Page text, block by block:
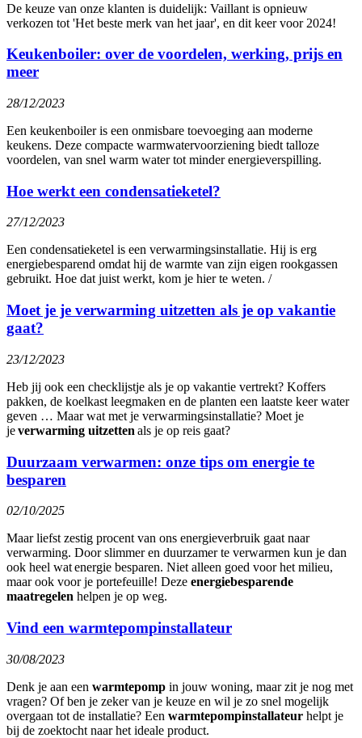
De keuze van onze klanten is duidelijk: Vaillant is opnieuw
verkozen tot 'Het beste merk van het jaar', en dit keer voor 2024!
Keukenboiler: over de voordelen, werking, prijs en
meer
28/12/2023
Een keukenboiler is een onmisbare toevoeging aan moderne
keukens. Deze compacte warmwatervoorziening biedt talloze
voordelen, van snel warm water tot minder energieverspilling.
Hoe werkt een condensatieketel?
27/12/2023
Een condensatieketel is een verwarmingsinstallatie. Hij is erg
energiebesparend omdat hij de warmte van zijn eigen rookgassen
gebruikt. Hoe dat juist werkt, kom je hier te weten. /
Moet je je verwarming uitzetten als je op vakantie
gaat?
23/12/2023
Heb jij ook een checklijstje als je op vakantie vertrekt? Koffers
pakken, de koelkast leegmaken en de planten een laatste keer water
geven … Maar wat met je verwarmingsinstallatie? Moet je
jeverwarming uitzetten als je op reis gaat?
Duurzaam verwarmen: onze tips om energie te
besparen
02/10/2025
Maar liefst zestig procent van ons energieverbruik gaat naar
verwarming. Door slimmer en duurzamer te verwarmen kun je dan
ook heel wat energie besparen. Niet alleen goed voor het milieu,
maar ook voor je portefeuille! Deze energiebesparende
maatregelen helpen je op weg.
Vind een warmtepompinstallateur
30/08/2023
Denk je aan een warmtepomp in jouw woning, maar zit je nog met
vragen? Of ben je zeker van je keuze en wil je zo snel mogelijk
overgaan tot de installatie? Een warmtepompinstallateur helpt je
bij de zoektocht naar het ideale product.